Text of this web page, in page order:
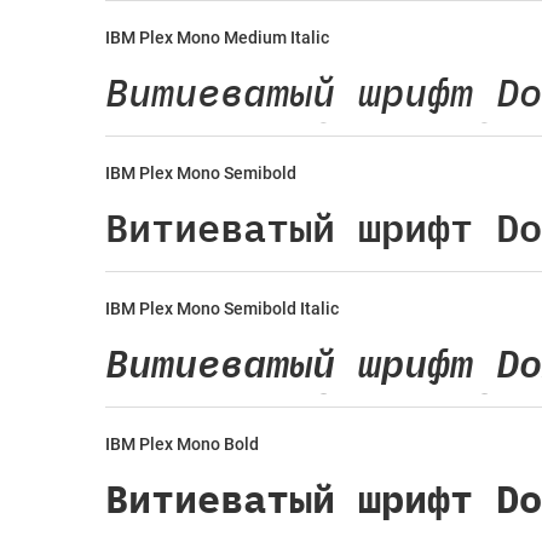
IBM Plex Mono Medium Italic
IBM Plex Mono Semibold
IBM Plex Mono Semibold Italic
IBM Plex Mono Bold